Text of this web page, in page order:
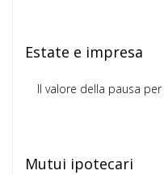
Estate e impresa
Il valore della pausa
Mutui ipotecari